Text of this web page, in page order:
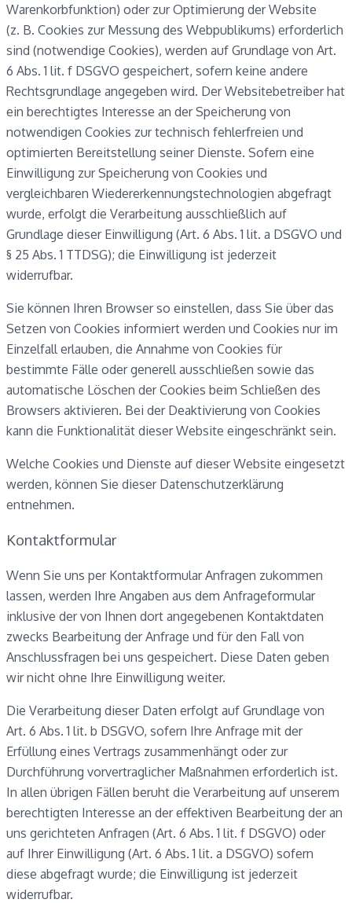
Warenkorbfunktion) oder zur Optimierung der Website
(z. B. Cookies zur Messung des Webpublikums) erforderlich
sind (notwendige Cookies), werden auf Grundlage von Art.
6 Abs. 1 lit. f DSGVO gespeichert, sofern keine andere
Rechtsgrundlage angegeben wird. Der Websitebetreiber hat
ein berechtigtes Interesse an der Speicherung von
notwendigen Cookies zur technisch fehlerfreien und
optimierten Bereitstellung seiner Dienste. Sofern eine
Einwilligung zur Speicherung von Cookies und
vergleichbaren Wiedererkennungstechnologien abgefragt
wurde, erfolgt die Verarbeitung ausschließlich auf
Grundlage dieser Einwilligung (Art. 6 Abs. 1 lit. a DSGVO und
§ 25 Abs. 1 TTDSG); die Einwilligung ist jederzeit
widerrufbar.
Sie können Ihren Browser so einstellen, dass Sie über das
Setzen von Cookies informiert werden und Cookies nur im
Einzelfall erlauben, die Annahme von Cookies für
bestimmte Fälle oder generell ausschließen sowie das
automatische Löschen der Cookies beim Schließen des
Browsers aktivieren. Bei der Deaktivierung von Cookies
kann die Funktionalität dieser Website eingeschränkt sein.
Welche Cookies und Dienste auf dieser Website eingesetzt
werden, können Sie dieser Datenschutzerklärung
entnehmen.
Kontaktformular
Wenn Sie uns per Kontaktformular Anfragen zukommen
lassen, werden Ihre Angaben aus dem Anfrageformular
inklusive der von Ihnen dort angegebenen Kontaktdaten
zwecks Bearbeitung der Anfrage und für den Fall von
Anschlussfragen bei uns gespeichert. Diese Daten geben
wir nicht ohne Ihre Einwilligung weiter.
Die Verarbeitung dieser Daten erfolgt auf Grundlage von
Art. 6 Abs. 1 lit. b DSGVO, sofern Ihre Anfrage mit der
Erfüllung eines Vertrags zusammenhängt oder zur
Durchführung vorvertraglicher Maßnahmen erforderlich ist.
In allen übrigen Fällen beruht die Verarbeitung auf unserem
berechtigten Interesse an der effektiven Bearbeitung der an
uns gerichteten Anfragen (Art. 6 Abs. 1 lit. f DSGVO) oder
auf Ihrer Einwilligung (Art. 6 Abs. 1 lit. a DSGVO) sofern
diese abgefragt wurde; die Einwilligung ist jederzeit
widerrufbar.